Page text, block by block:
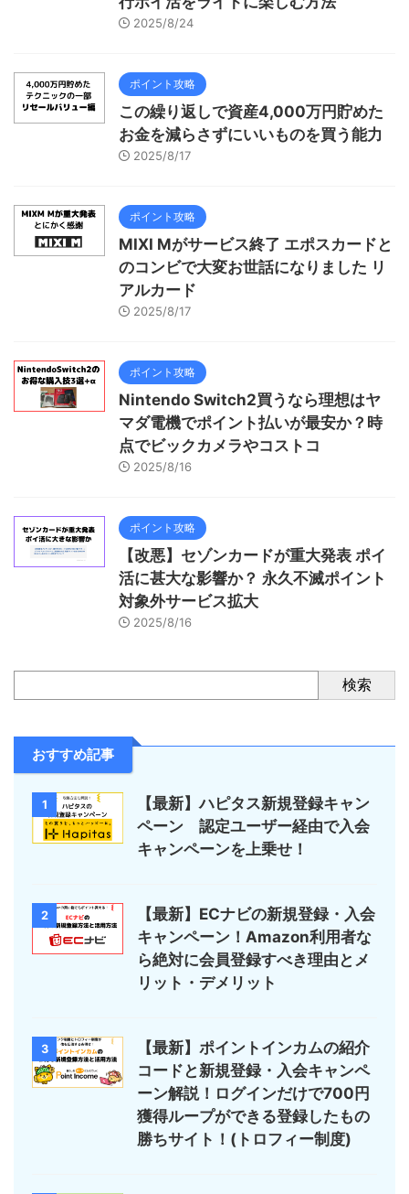
2025/8/24
ポイント攻略
この繰り返しで資産4,000万円貯めた
お金を減らさずにいいものを買う能力
2025/8/17
ポイント攻略
MIXI Mがサービス終了 エポスカードと
のコンビで大変お世話になりました リ
アルカード
2025/8/17
ポイント攻略
Nintendo Switch2買うなら理想はヤ
マダ電機でポイント払いが最安か？時
点でビックカメラやコストコ
2025/8/16
ポイント攻略
【改悪】セゾンカードが重大発表 ポイ
活に甚大な影響か？ 永久不滅ポイント
対象外サービス拡大
2025/8/16
検索
おすすめ記事
1
【最新】ハピタス新規登録キャン
ペーン 認定ユーザー経由で入会
キャンペーンを上乗せ！
2
【最新】ECナビの新規登録・入会
キャンペーン！Amazon利用者な
ら絶対に会員登録すべき理由とメ
リット・デメリット
3
【最新】ポイントインカムの紹介
コードと新規登録・入会キャンペ
ーン解説！ログインだけで700円
獲得ループができる登録したもの
勝ちサイト！(トロフィー制度)